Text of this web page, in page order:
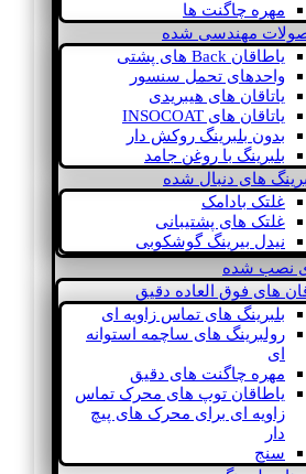
مهره چاگنت ها
مهندسی شده
یاطاقان Back های پشتی
واحدهای تحمل سنسور
یاتاقان های هیبریدی
یاتاقان های INSOCOAT
بدون بلبرینگ روکش دار
بلبرینگ با روغن جامد
های دنبال شده
غلتک بادامک
غلتک های پشتیبانی
نیدل بیرینگ گوشکوبی
نصب شده
های فوق العاده دقیق
بلبرینگ های تماس زاویه ای
رولبرینگ های ساچمه استوانه
ای
مهره چاگنت های دقیق
یاطاقان توپ های محرک تماس
زاویه ای برای محرک های پیچ
دار
سنج